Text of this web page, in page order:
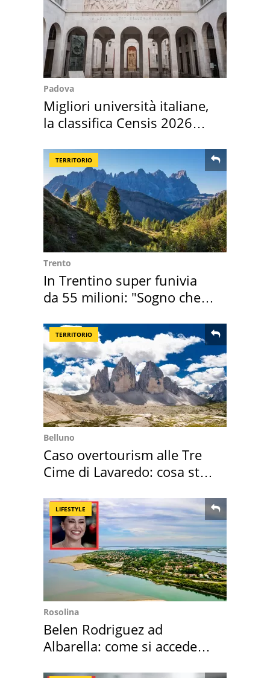
Padova
Migliori università italiane,
la classifica Censis 2026
TERRITORIO
Trento
In Trentino super funivia
da 55 milioni: "Sogno che si
TERRITORIO
Belluno
Caso overtourism alle Tre
Cime di Lavaredo: cosa sta
LIFESTYLE
Rosolina
Belen Rodriguez ad
Albarella: come si accede